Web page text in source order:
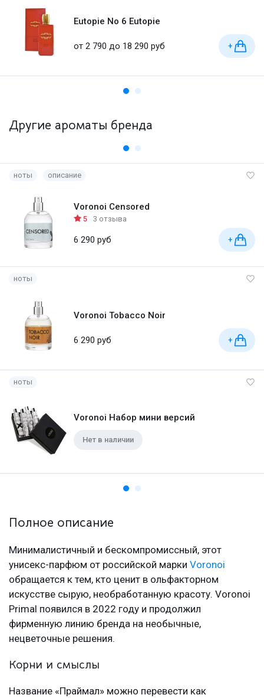
Eutopie No 6 Eutopie
от 2 790 до 18 290 руб +
Другие ароматы бренда
ноты описание
Voronoi Censored
5 3 отзыва
6 290 руб +
ноты
Voronoi Tobacco Noir
6 290 руб +
ноты
Voronoi Набор мини версий
Нет в наличии
Полное описание
Минималистичный и бескомпромиссный, этот
унисекс-парфюм от российской марки Voronoi
обращается к тем, кто ценит в ольфакторном
искусстве сырую, необработанную красоту. Voronoi
Primal появился в 2022 году и продолжил
фирменную линию бренда на необычные,
нецветочные решения.
Корни и смыслы
Название «Праймал» можно перевести как